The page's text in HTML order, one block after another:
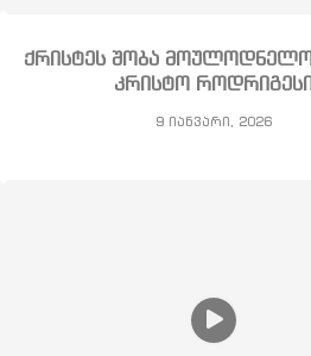
ქრისტეს შობა
კრისტო როდრიგესი
9 იანვარი, 2026